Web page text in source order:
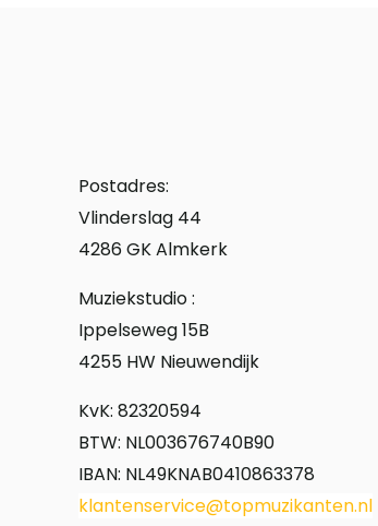
Postadres:
Vlinderslag 44
4286 GK Almkerk
Muziekstudio :
Ippelseweg 15B
4255 HW Nieuwendijk
KvK: 82320594
BTW: NL003676740B90
IBAN: NL49KNAB0410863378
klantenservice@topmuzikanten.nl